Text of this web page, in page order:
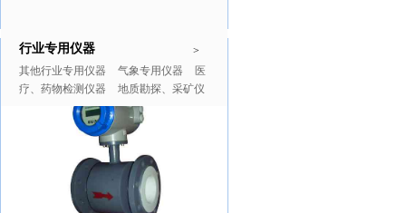
>
行业专用仪器
其他行业专用仪器 气象专用仪器
医
疗、药物检测仪器
地质勘探、采矿仪
推广商品 更多>>